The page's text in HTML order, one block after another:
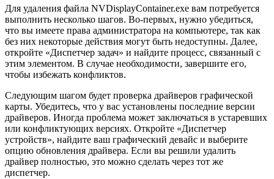
Для удаления файла NVDisplayContainer.exe вам потребуется
выполнить несколько шагов. Во-первых, нужно убедиться,
что вы имеете права администратора на компьютере, так как
без них некоторые действия могут быть недоступны. Далее,
откройте «Диспетчер задач» и найдите процесс, связанный с
этим элементом. В случае необходимости, завершите его,
чтобы избежать конфликтов.
Следующим шагом будет проверка драйверов графической
карты. Убедитесь, что у вас установлены последние версии
драйверов. Иногда проблема может заключаться в устаревших
или конфликтующих версиях. Откройте «Диспетчер
устройств», найдите ваш графический девайс и выберите
опцию обновления драйвера. Если вы решили удалить
драйвер полностью, это можно сделать через тот же
диспетчер.